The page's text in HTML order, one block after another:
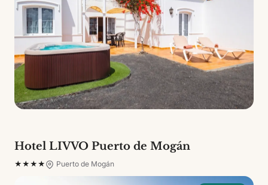
Hotel LIVVO Puerto de Mogán
★★★★ Puerto de Mogán